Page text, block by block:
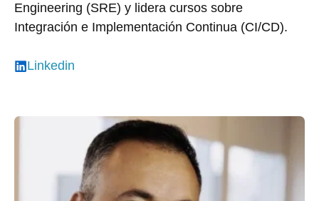
Engineering (SRE) y lidera cursos sobre
Integración e Implementación Continua (CI/CD).
Linkedin